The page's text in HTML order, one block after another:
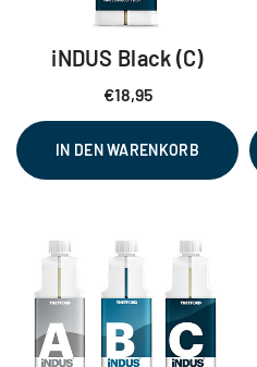
iNDUS Black (C)
€18,95
IN DEN WARENKORB